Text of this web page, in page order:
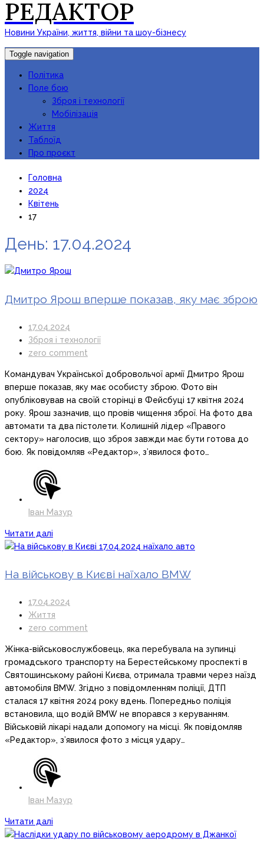
РЕДАКТОР
Новини України, життя, війни та шоу-бізнесу
Toggle navigation
Політика
Поле бою
Зброя і технології
Мобілізація
Життя
Таблоїд
Про проєкт
Головна
2024
Квітень
17
День: 17.04.2024
Дмитро Ярош вперше показав, яку має зброю
17.04.2024
Зброя і технології
zero comment
Командувач Української добровольчої армії Дмитро Ярош
вперше показав, яку має особисту зброю. Фото він
опубліковував на своїй сторінці в Фейсбуці 17 квітня 2024
року. Ярош зазначив, що провів чищення зброї. На фото два
автомати та два пістолети. Колишній лідер «Правого
сектору» наголосив, що зброя завжди має бути готова до
бою. Як повідомляв «Редактор», з’явилося фото…
Іван Мазур
Читати далі
На військову в Києві наїхало BMW
17.04.2024
Життя
zero comment
Жінка-військовослужбовець, яка перебувала на зупинці
громадського транспорту на Берестейському проспекті в
Святошинському районі Києва, отримала травми через наїзд
автомобіля BMW. Згідно з повідомленням поліції, ДТП
сталася 17 квітня 2024 року вдень. Попередньо поліція
встановила, що водій BMW не впорався з керуванням.
Військовій лікарі надали допомогу на місці. Як повідомляв
«Редактор», з’явилося фото з місця удару…
Іван Мазур
Читати далі